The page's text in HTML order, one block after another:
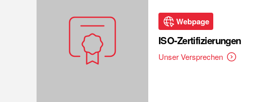
Webpage
ISO-Zertifizierungen
Unser Versprechen